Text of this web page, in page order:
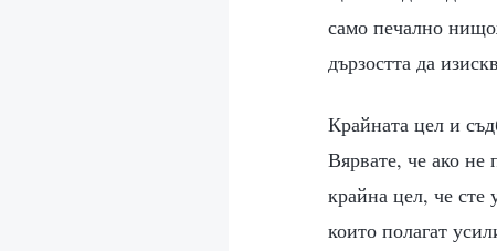
само печално
дързостта да
Крайната цел и
Вярвате, че ако не
крайна цел, че сте
които полагат